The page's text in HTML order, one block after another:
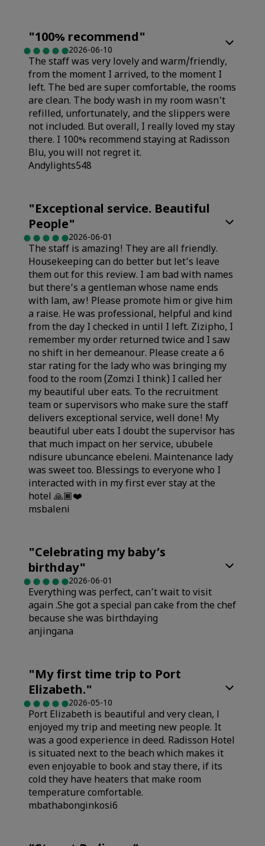
"100% recommend"
2026-06-10
The staff was very lovely and warm/friendly,
from the moment I arrived, to the moment I
left. The bed are super comfortable, the rooms
are clean. The body wash in my room wasn't
refilled, unfortunately, and the slippers were
not included. But overall, I really loved my stay
there. I 100% recommend staying at Radisson
Blu, you will not regret it.
Andylights548
Value
Sleep Quality
Location
Cleanliness
Service
"Exceptional service. Beautiful
People"
2026-06-01
The staff is amazing! They are all friendly.
Housekeeping can do better but let’s leave
them out for this review. I am bad with names
but there’s a gentleman whose name ends
with lam, aw! Please promote him or give him
a raise. He was professional, helpful and kind
from the day I checked in until I left. Zizipho, I
remember my order returned twice and I saw
no shift in her demeanour. Please create a 6
star rating for the lady who was bringing my
food to the room (Zomzi I think) I called her
my beautiful uber eats. To the recruitment
team or supervisors who make sure the staff
delivers exceptional service, well done! My
beautiful uber eats I doubt the supervisor has
that much impact on her service, ububele
ndisure ubuncance ebeleni. Maintenance lady
was sweet too. Blessings to everyone who I
interacted with in my first ever stay at the
hotel 🙏🏾❤️
msbaleni
Value
Sleep Quality
Cleanliness
Service
"Celebrating my baby’s
birthday"
2026-06-01
Everything was perfect, can’t wait to visit
again .She got a special pan cake from the chef
because she was birthdaying
anjingana
Value
Sleep Quality
Location
Cleanliness
"My first time trip to Port
Elizabeth."
2026-05-10
Port Elizabeth is beautiful and very clean, l
enjoyed my trip and meeting new people. It
was a good experience in deed. Radisson Hotel
is situated next to the beach which makes it
even enjoyable to book and stay there, if its
cold they have heaters that make room
temperature comfortable.
mbathabonginkosi6